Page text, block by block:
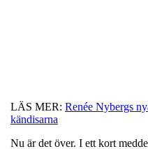
LÄS MER: Renée Nybergs
kändisarna
Nu är det över. I ett kort